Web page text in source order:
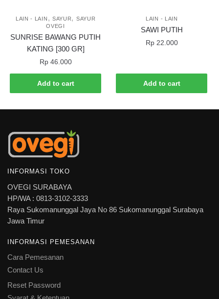
LAIN - LAIN , SAYUR, SAYUR
OVEGI
SUNRISE BAWANG PUTIH
KATING [300 GR]
Rp46.000
Add to cart
LAIN - LAIN
SAWI PUTIH
Rp22.000
Add to cart
INFORMASI TOKO
OVEGI SURABAYA
HP/WA : 0813-3102-3333
Raya Sukomanunggal Jaya No 86 Sukomanunggal Surabaya
Jawa Timur
INFORMASI PEMESANAN
Cara Pemesanan
Contact Us
Reset Password